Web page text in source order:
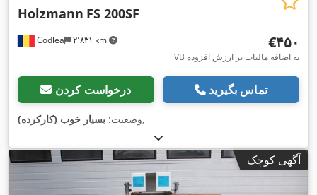
Codlea ۲٬۸۳۱ km
Holzmann FS 200SF
‎€۴۵۰
VB به اضافه مالیات بر ارزش افزوده
درخواست کردن تماس بگیرید
وضعیت: بسیار خوب (کارکرده) ,
آگهی کوچک